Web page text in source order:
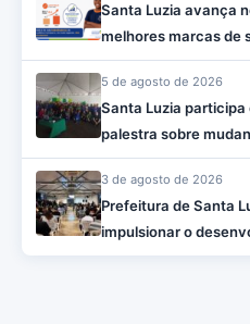
Santa Luzia avança
melhores marcas de
5 de agosto de 2026
Santa Luzia participa
palestra sobre
3 de agosto de 2026
Prefeitura de Santa
impulsionar o